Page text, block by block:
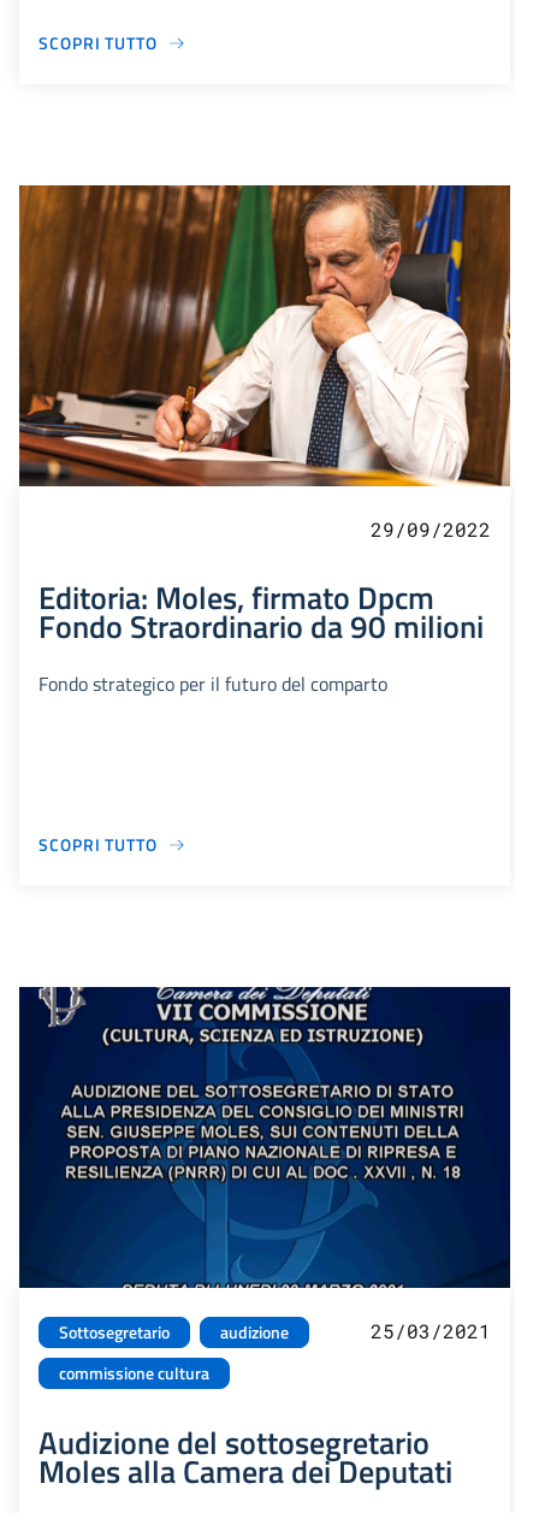
SCOPRI TUTTO
29/09/2022
Editoria: Moles, firmato Dpcm
Fondo Straordinario da 90 milioni
Fondo strategico per il futuro del comparto
SCOPRI TUTTO
Sottosegretario
audizione
commissione cultura
25/03/2021
Audizione del sottosegretario
Moles alla Camera dei Deputati